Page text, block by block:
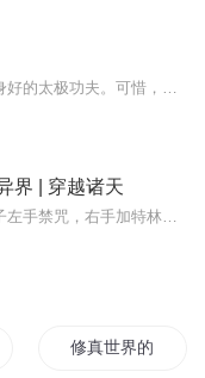
界 | 穿越诸天
修真世界的11帝